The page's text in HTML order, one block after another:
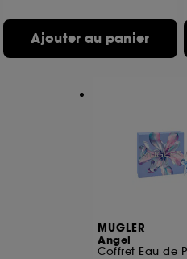
Ajouter au panier
MUGLER
Angel